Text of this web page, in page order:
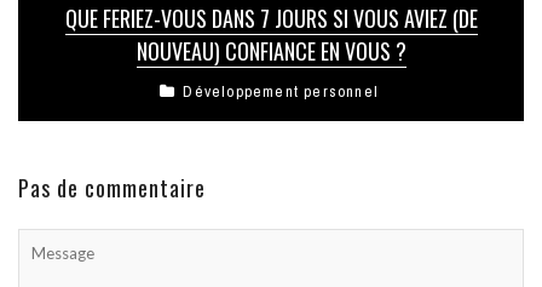
QUE FERIEZ-VOUS DANS 7 JOURS SI VOUS AVIEZ (DE
NOUVEAU) CONFIANCE EN VOUS ?
Développement personnel
Pas de commentaire